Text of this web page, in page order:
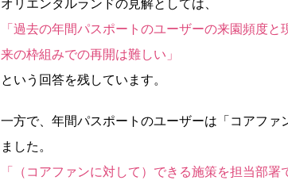
オリエンタルランドの見解としては、
「過去の年間パスポートのユーザーの来園頻度
来の枠組みでの再開は難しい」
という回答を残しています。
一方で、年間パスポートのユーザーは「コアフ
ました。
「（コアファンに対して）できる施策を担当部署